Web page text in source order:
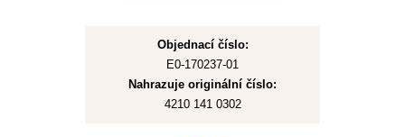
Objednací číslo:
E0-170237-01
Nahrazuje originální číslo:
4210 141 0302